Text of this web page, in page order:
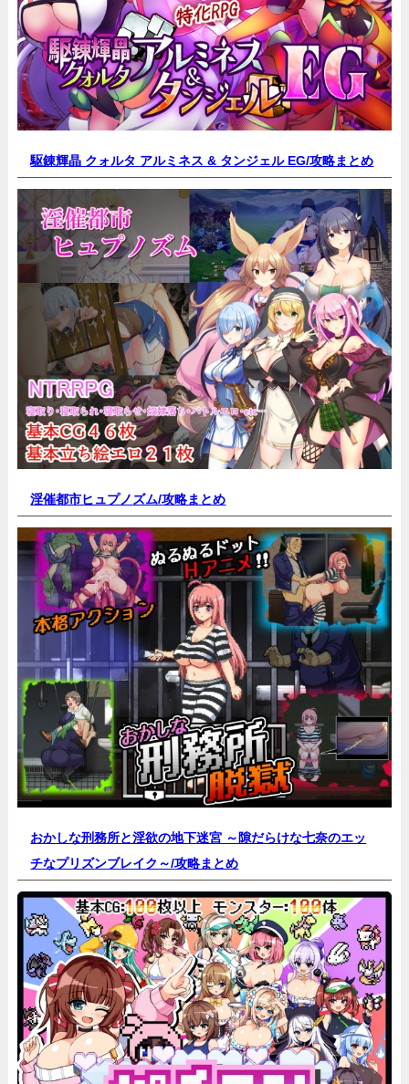
駆錬輝晶 クォルタ アルミネス & タンジェル EG/攻略まとめ
淫催都市ヒュプノズム/攻略まとめ
おかしな刑務所と淫欲の地下迷宮 ～隙だらけな七奈のエッ
チなプリズンブレイク～/攻略まとめ